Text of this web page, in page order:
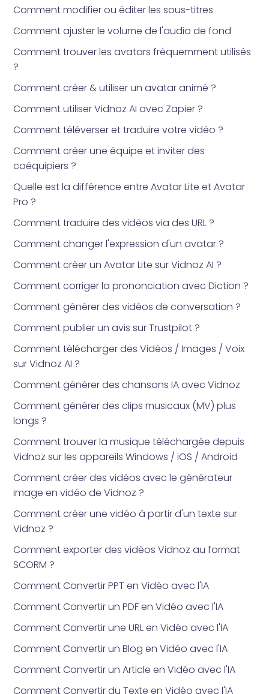
Comment modifier ou éditer les sous-titres
Comment ajuster le volume de l'audio de fond
Comment trouver les avatars fréquemment utilisés
?
Comment créer & utiliser un avatar animé ?
Comment utiliser Vidnoz AI avec Zapier ?
Comment téléverser et traduire votre vidéo ?
Comment créer une équipe et inviter des
coéquipiers ?
Quelle est la différence entre Avatar Lite et Avatar
Pro ?
Comment traduire des vidéos via des URL ?
Comment changer l'expression d'un avatar ?
Comment créer un Avatar Lite sur Vidnoz AI ?
Comment corriger la prononciation avec Diction ?
Comment générer des vidéos de conversation ?
Comment publier un avis sur Trustpilot ?
Comment télécharger des Vidéos / Images / Voix
sur Vidnoz AI ?
Comment générer des chansons IA avec Vidnoz
Comment générer des clips musicaux (MV) plus
longs ?
Comment trouver la musique téléchargée depuis
Vidnoz sur les appareils Windows / iOS / Android
Comment créer des vidéos avec le générateur
image en vidéo de Vidnoz ?
Comment créer une vidéo à partir d'un texte sur
Vidnoz ?
Comment exporter des vidéos Vidnoz au format
SCORM ?
Comment Convertir PPT en Vidéo avec l'IA
Comment Convertir un PDF en Vidéo avec l'IA
Comment Convertir une URL en Vidéo avec l'IA
Comment Convertir un Blog en Vidéo avec l'IA
Comment Convertir un Article en Vidéo avec l'IA
Comment Convertir du Texte en Vidéo avec l'IA